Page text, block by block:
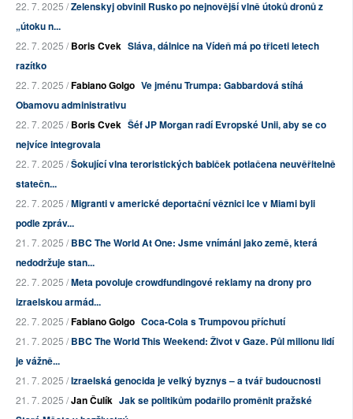
22. 7. 2025 /Zelenskyj obvinil Rusko po nejnovější vlně útoků dronů z
„útoku n...
22. 7. 2025 /Boris Cvek Sláva, dálnice na Vídeň má po třiceti letech
razítko
22. 7. 2025 /Fabiano Golgo Ve jménu Trumpa: Gabbardová stíhá
Obamovu administrativu
22. 7. 2025 /Boris Cvek Šéf JP Morgan radí Evropské Unii, aby se co
nejvíce integrovala
22. 7. 2025 /Šokující vlna teroristických babiček potlačena neuvěřitelně
statečn...
22. 7. 2025 /Migranti v americké deportační věznici Ice v Miami byli
podle zpráv...
21. 7. 2025 /BBC The World At One: Jsme vnímáni jako země, která
nedodržuje stan...
22. 7. 2025 /Meta povoluje crowdfundingové reklamy na drony pro
izraelskou armád...
22. 7. 2025 /Fabiano Golgo Coca-Cola s Trumpovou příchutí
21. 7. 2025 /BBC The World This Weekend: Život v Gaze. Půl milionu lidí
je vážně...
21. 7. 2025 /Izraelská genocida je velký byznys – a tvář budoucnosti
21. 7. 2025 /Jan Čulík Jak se politikům podařilo proměnit pražské